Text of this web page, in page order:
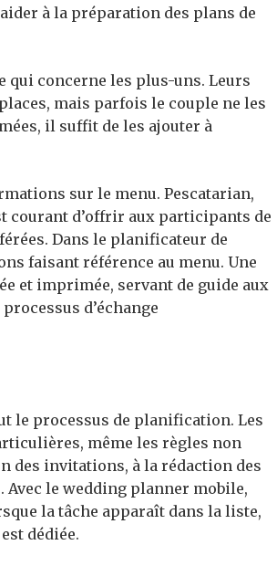
à la préparation des plans de
qui concerne les plus-uns. Leurs
mais parfois le couple ne les
il suffit de les ajouter à
sur le menu. Pescatarian,
courant d’offrir aux participants de
Dans le planificateur de
faisant référence au menu. Une
et imprimée, servant de guide aux
d’échange
le processus de planification. Les
même les règles non
des invitations, à la rédaction des
le wedding planner mobile,
la tâche apparaît dans la liste,
dédiée.